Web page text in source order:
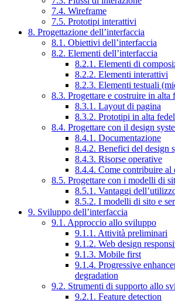
7.4. Wireframe
7.5. Prototipi interattivi
8. Progettazione dell’interfaccia
8.1. Obiettivi dell’interfaccia
8.2. Elementi dell’interfaccia
8.2.1. Elementi di
8.2.2. Elementi interattivi
8.2.3. Elementi testuali
8.3. Progettare e costruire in alta
8.3.1. Layout di pagina
8.3.2. Prototipi in alta
8.4. Progettare con il design
8.4.1. Documentazione
8.4.2. Benefici del design
8.4.3. Risorse operative
8.4.4. Come contribuire al
8.5. Progettare con i modelli di
8.5.1. Vantaggi
8.5.2. I modelli di sito e
9. Sviluppo dell’interfaccia
9.1. Approccio allo sviluppo
9.1.1. Attività preliminari
9.1.2. Web design
9.1.3. Mobile first
9.1.4. Progressive
degradation
9.2. Strumenti di supporto allo
9.2.1. Feature detection